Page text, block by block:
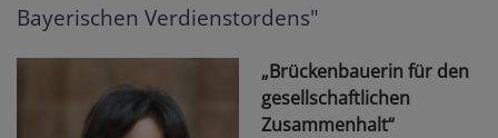
Bayerischen Verdienstordens"
„Brückenbauerin für den
gesellschaftlichen
Zusammenhalt“